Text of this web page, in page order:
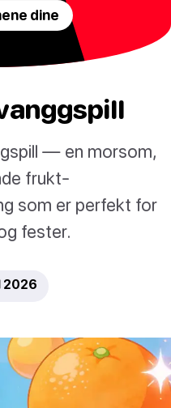
dine
— en morsom,
frukt-
som er perfekt for
fester.
2026